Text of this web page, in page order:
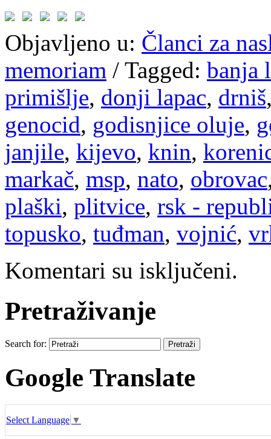
Objavljeno u: Članci za
memoriam / Tagged: banja
primišlje, donji lapac, drniš
genocid, godisnjice oluje,
janjile, kijevo, knin,
markač, msp, nato, obrovac
plaški, plitvice, rsk -
topusko, tuđman, vojnić,
Komentari su isključeni.
Pretraživanje
Search for:
Google Translate
Select Language ▼